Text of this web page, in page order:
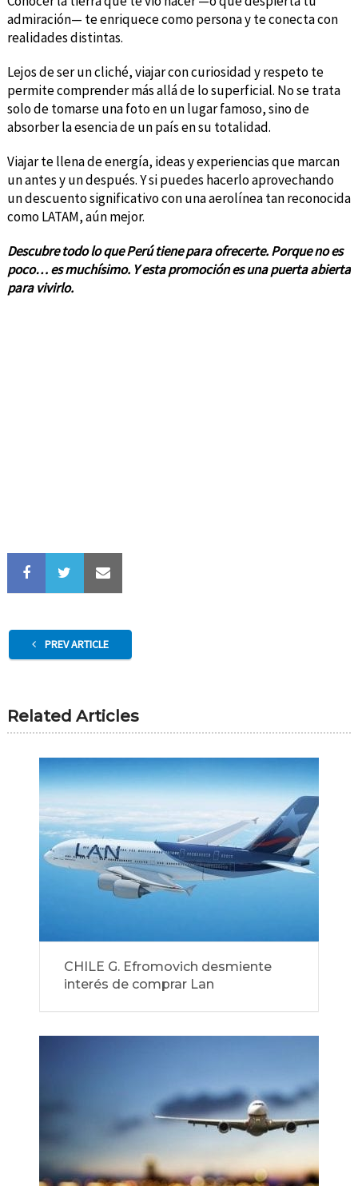
admiración— te enriquece como persona y te conecta con
realidades distintas.
Lejos de ser un cliché, viajar con curiosidad y respeto te
permite comprender más allá de lo superficial. No se trata
solo de tomarse una foto en un lugar famoso, sino de
absorber la esencia de un país en su totalidad.
Viajar te llena de energía, ideas y experiencias que marcan
un antes y un después. Y si puedes hacerlo aprovechando
un descuento significativo con una aerolínea tan reconocida
como LATAM, aún mejor.
Descubre todo lo que Perú tiene para ofrecerte. Porque no es
poco… es muchísimo. Y esta promoción es una puerta abierta
para vivirlo.
PREV ARTICLE
Related Articles
CHILE G. Efromovich desmiente
interés de comprar Lan